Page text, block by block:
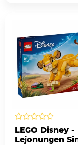
LEGO Disney -
Lejonungen